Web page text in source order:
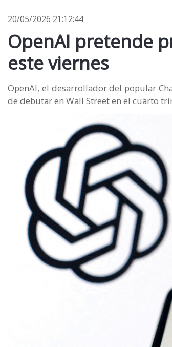
20/05/2026 21:12:44
OpenAI pretende
este viernes
OpenAI, el desarrollador del popular
de debutar en Wall Street en el cuarto